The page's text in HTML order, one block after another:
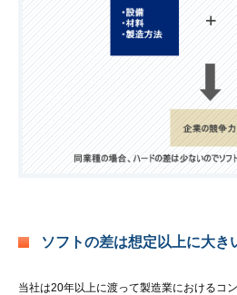
ソフトの差は想定以上に大き
当社は20年以上に渡って製造業におけるコ